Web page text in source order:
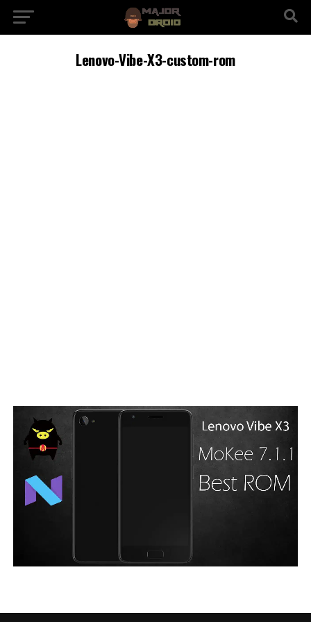
Lenovo-Vibe-X3-custom-rom